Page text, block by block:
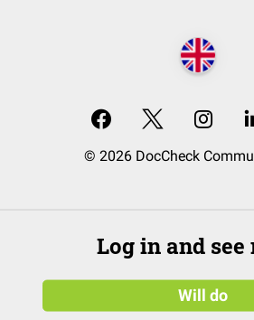
© 2026 DocCheck
Log in and see
Will do